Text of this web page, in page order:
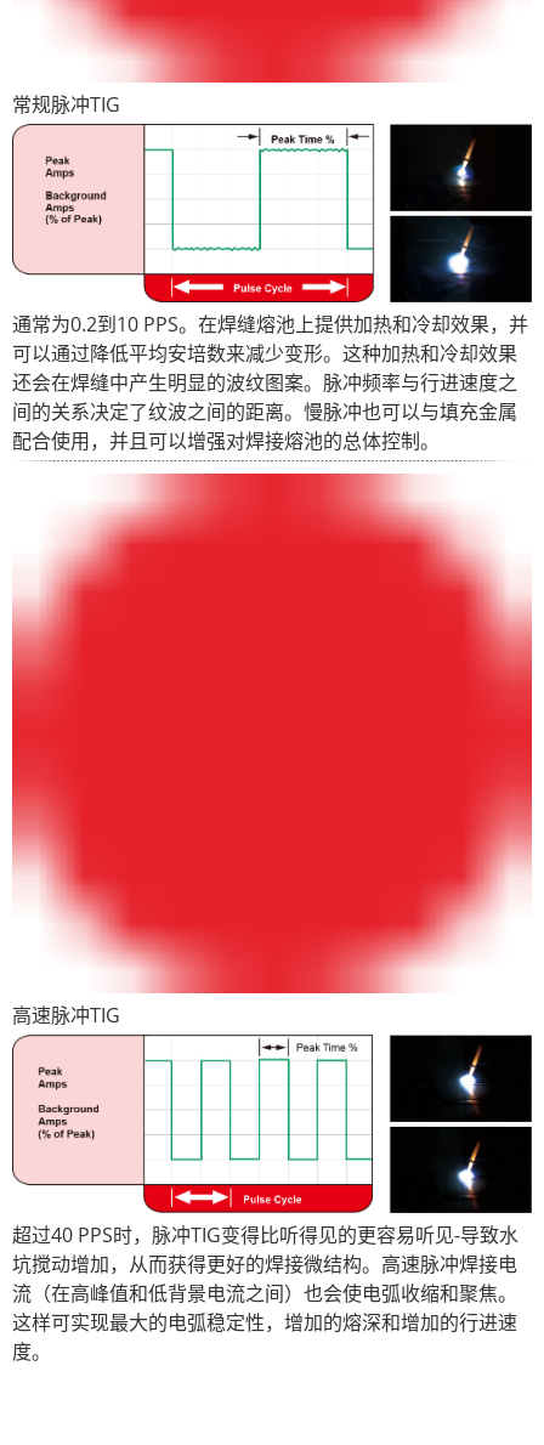
常规脉冲TIG
通常为0.2到10 PPS。在焊缝熔池上提供加热和冷却效果，并
可以通过降低平均安培数来减少变形。这种加热和冷却效果
还会在焊缝中产生明显的波纹图案。脉冲频率与行进速度之
间的关系决定了纹波之间的距离。慢脉冲也可以与填充金属
配合使用，并且可以增强对焊接熔池的总体控制。
高速脉冲TIG
超过40 PPS时，脉冲TIG变得比听得见的更容易听见-导致水
坑搅动增加，从而获得更好的焊接微结构。高速脉冲焊接电
流（在高峰值和低背景电流之间）也会使电弧收缩和聚焦。
这样可实现最大的电弧稳定性，增加的熔深和增加的行进速
度。